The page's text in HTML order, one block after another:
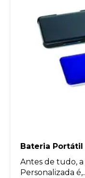
Bateria
Antes de tudo,
Personalizada